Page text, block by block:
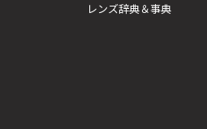
レンズ辞典＆事典